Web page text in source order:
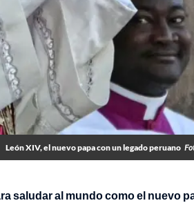
León XIV, el nuevo papa con un legado peruano
saludar al mundo como el nuevo